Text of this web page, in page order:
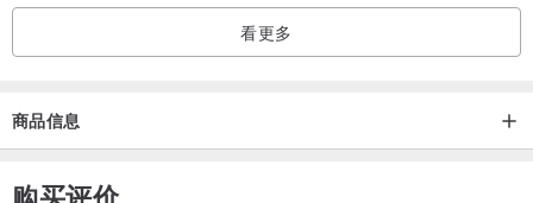
看更多
商品信息
购买评价